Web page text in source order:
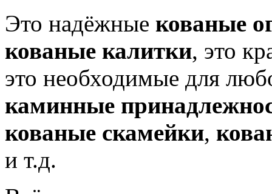
Это надёжные кованые
кованые калитки, это
это необходимые для
каминные
кованые скамейки,
и т.д.